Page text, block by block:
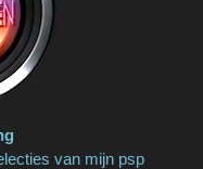
van mijn psp